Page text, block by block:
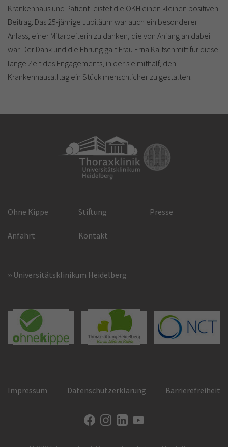
Krankenhaus und Patient leistet die ÖKH einen kleinen positiven
Beitrag. Das 25-jährige Jubiläum war auch ein besonderer
Anlass, einer Mitarbeiterin zu danken, die von Anfang an dabei
war. Der Dank und die Ehrung galt Frau Erna Kaltschmitt für diese
lange Zeit des Engagements, in der sie mithalf, den
Krankenhausalltag ein Stück menschlicher zu gestalten.
Ohne Kippe Stiftung Presse
Anfahrt Kontakt
Universitätsklinikum Heidelberg
Impressum Datenschutzerklärung Barrierefreiheit